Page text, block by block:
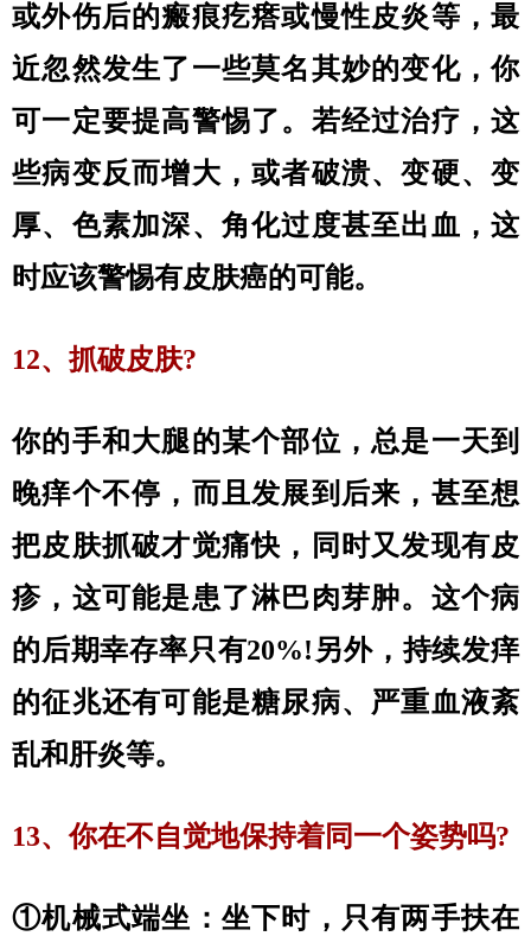
或外伤后的瘢痕疙瘩或慢性皮炎等，最
近忽然发生了一些莫名其妙的变化，你
可一定要提高警惕了。若经过治疗，这
些病变反而增大，或者破溃、变硬、变
厚、色素加深、角化过度甚至出血，这
时应该警惕有皮肤癌的可能。
12、抓破皮肤?
你的手和大腿的某个部位，总是一天到
晚痒个不停，而且发展到后来，甚至想
把皮肤抓破才觉痛快，同时又发现有皮
疹，这可能是患了淋巴肉芽肿。这个病
的后期幸存率只有20%!另外，持续发痒
的征兆还有可能是糖尿病、严重血液紊
乱和肝炎等。
13、你在不自觉地保持着同一个姿势吗?
①机械式端坐：坐下时，只有两手扶在